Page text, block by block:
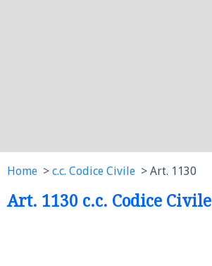
Home c.c. Codice Civile Art. 1130
Art. 1130 c.c. Codice Civile